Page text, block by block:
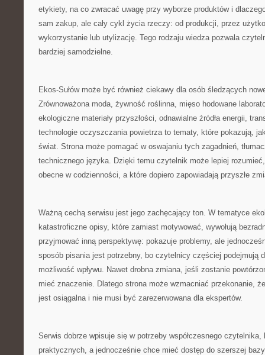
etykiety, na co zwracać uwagę przy wyborze produktów i
sam zakup, ale cały cykl życia rzeczy: od produkcji, przez
wykorzystanie lub utylizację. Tego rodzaju wiedza pozwala
bardziej samodzielne.
Ekos-Sułów może być również ciekawy dla osób śledzących
Zrównoważona moda, żywność roślinna, mięso hodowane
ekologiczne materiały przyszłości, odnawialne źródła energii,
technologie oczyszczania powietrza to tematy, które pokazują,
świat. Strona może pomagać w oswajaniu tych zagadnień,
technicznego języka. Dzięki temu czytelnik może lepiej
obecne w codzienności, a które dopiero zapowiadają przyszłe
Ważną cechą serwisu jest jego zachęcający ton. W tematyce
katastroficzne opisy, które zamiast motywować, wywołują
przyjmować inną perspektywę: pokazuje problemy, ale
sposób pisania jest potrzebny, bo czytelnicy częściej podejmują
możliwość wpływu. Nawet drobna zmiana, jeśli zostanie
mieć znaczenie. Dlatego strona może wzmacniać przekonanie,
jest osiągalna i nie musi być zarezerwowana dla ekspertów.
Serwis dobrze wpisuje się w potrzeby współczesnego
praktycznych, a jednocześnie chce mieć dostęp do szerszej